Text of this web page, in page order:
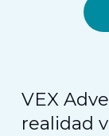
VEX
realidad